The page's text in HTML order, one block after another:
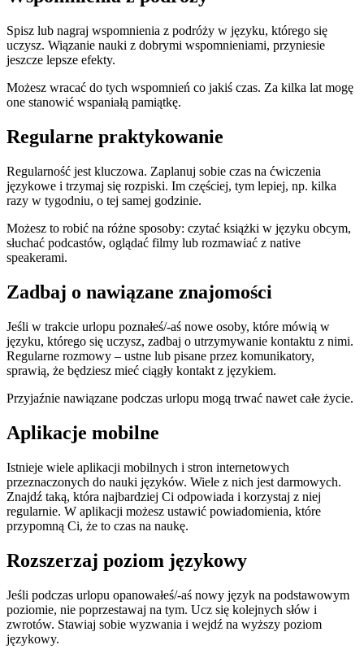
Spisz lub nagraj wspomnienia z podróży w języku, którego się
uczysz. Wiązanie nauki z dobrymi wspomnieniami, przyniesie
jeszcze lepsze efekty.
Możesz wracać do tych wspomnień co jakiś czas. Za kilka lat mogę
one stanowić wspaniałą pamiątkę.
Regularne praktykowanie
Regularność jest kluczowa. Zaplanuj sobie czas na ćwiczenia
językowe i trzymaj się rozpiski. Im częściej, tym lepiej, np. kilka
razy w tygodniu, o tej samej godzinie.
Możesz to robić na różne sposoby: czytać książki w języku obcym,
słuchać podcastów, oglądać filmy lub rozmawiać z native
speakerami.
Zadbaj o nawiązane znajomości
Jeśli w trakcie urlopu poznałeś/-aś nowe osoby, które mówią w
języku, którego się uczysz, zadbaj o utrzymywanie kontaktu z nimi.
Regularne rozmowy – ustne lub pisane przez komunikatory,
sprawią, że będziesz mieć ciągły kontakt z językiem.
Przyjaźnie nawiązane podczas urlopu mogą trwać nawet całe życie.
Aplikacje mobilne
Istnieje wiele aplikacji mobilnych i stron internetowych
przeznaczonych do nauki języków. Wiele z nich jest darmowych.
Znajdź taką, która najbardziej Ci odpowiada i korzystaj z niej
regularnie. W aplikacji możesz ustawić powiadomienia, które
przypomną Ci, że to czas na naukę.
Rozszerzaj poziom językowy
Jeśli podczas urlopu opanowałeś/-aś nowy język na podstawowym
poziomie, nie poprzestawaj na tym. Ucz się kolejnych słów i
zwrotów. Stawiaj sobie wyzwania i wejdź na wyższy poziom
językowy.